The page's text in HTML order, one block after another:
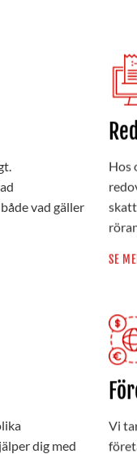
vad gäller
Hos
SE
dig med
Vi